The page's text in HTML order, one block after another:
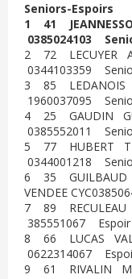
Seniors-Espoirs
1 41
0385024103
2 72 LECUYER
0344103359
3 85 LEDANOIS
1960037095
4 25 GAUDIN
0385552011
5 77 HUBERT
0344001218
6 35 GUILBAUD
VENDEE
7 89 RECULEAU
385551067 Espoir
8 66 LUCAS
0622314067
9 61 RIVALIN